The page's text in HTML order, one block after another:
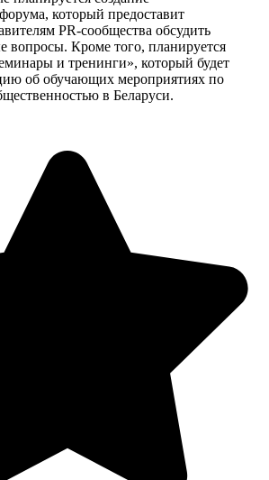
который предоставит
PR-сообщества обсудить
вопросы. Кроме того, планируется
и тренинги», который будет
об обучающих мероприятиях по
в Беларуси.